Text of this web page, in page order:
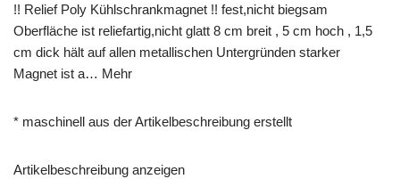
!! Relief Poly Kühlschrankmagnet !! fest,nicht biegsam
Oberfläche ist reliefartig,nicht glatt 8 cm breit , 5 cm hoch , 1,5
cm dick hält auf allen metallischen Untergründen starker
Magnet ist a… Mehr
* maschinell aus der Artikelbeschreibung erstellt
Artikelbeschreibung anzeigen